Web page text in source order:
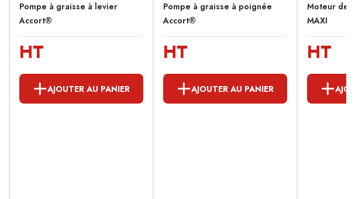
Pompe à graisse à levier
Accort®
HT
AJOUTER AU PANIER
Pompe à graisse à poignée
Accort®
HT
AJOUTER AU PANIER
Moteur de
MAXI
HT